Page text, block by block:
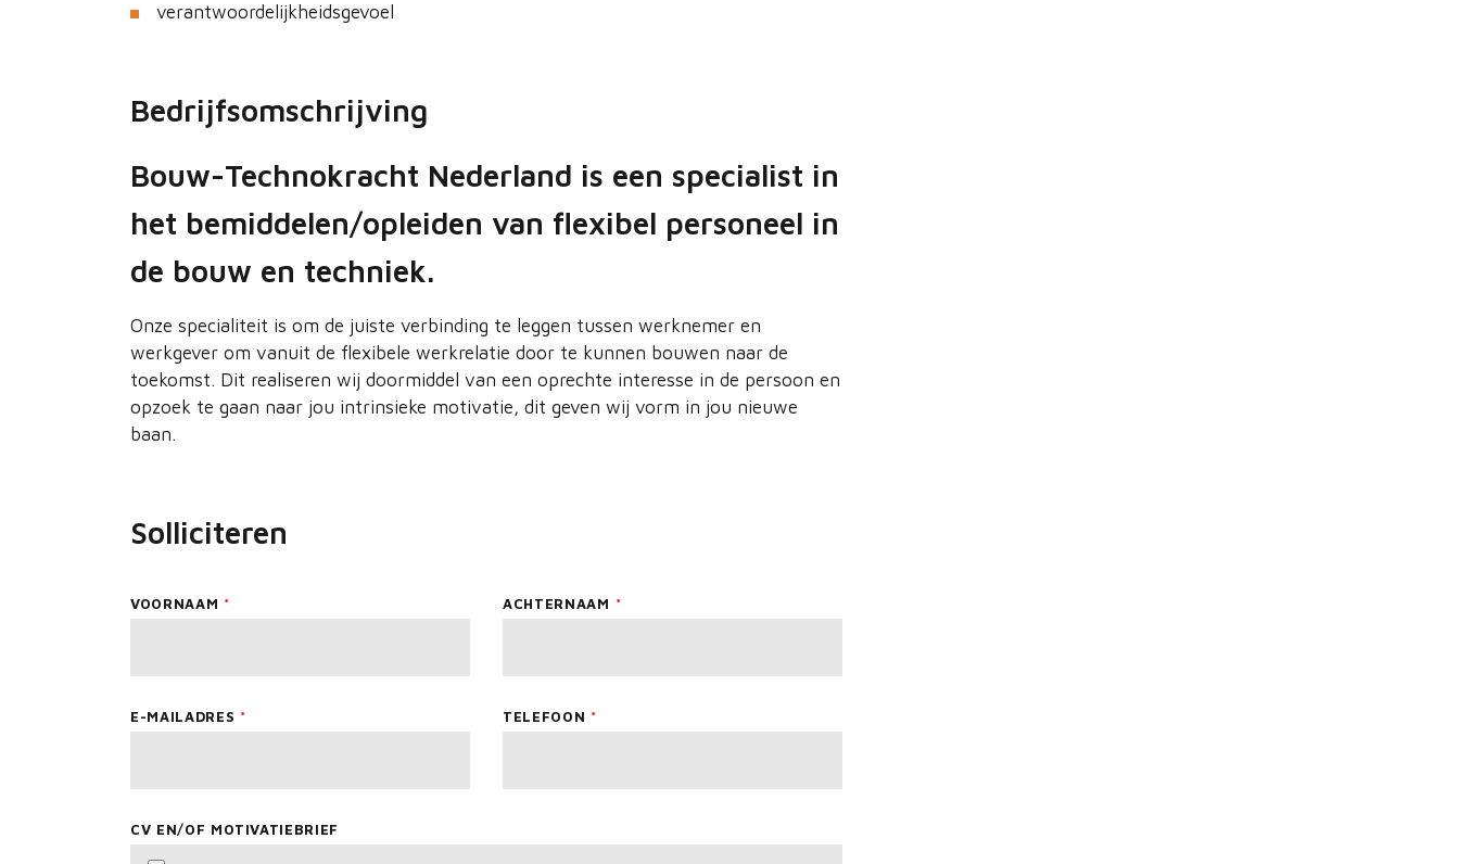
verantwoordelijkheidsgevoel
Bedrijfsomschrijving
Bouw-Technokracht Nederland is een specialist in
het bemiddelen/opleiden van flexibel personeel in
de bouw en techniek.
Onze specialiteit is om de juiste verbinding te leggen tussen werknemer en
werkgever om vanuit de flexibele werkrelatie door te kunnen bouwen naar de
toekomst. Dit realiseren wij doormiddel van een oprechte interesse in de persoon en
opzoek te gaan naar jou intrinsieke motivatie, dit geven wij vorm in jou nieuwe
baan.
Solliciteren
this
VOORNAAM ACHTERNAAM
E-MAILADRES TELEFOON
CV EN/OF MOTIVATIEBRIEF